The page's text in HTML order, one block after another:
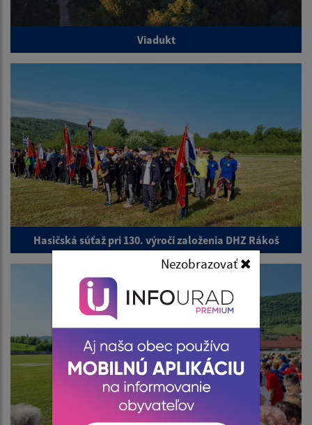
Nezobrazovať
Viadukt
Hasičská súťaž pri 130. výročí založenia DHZ Rákoš